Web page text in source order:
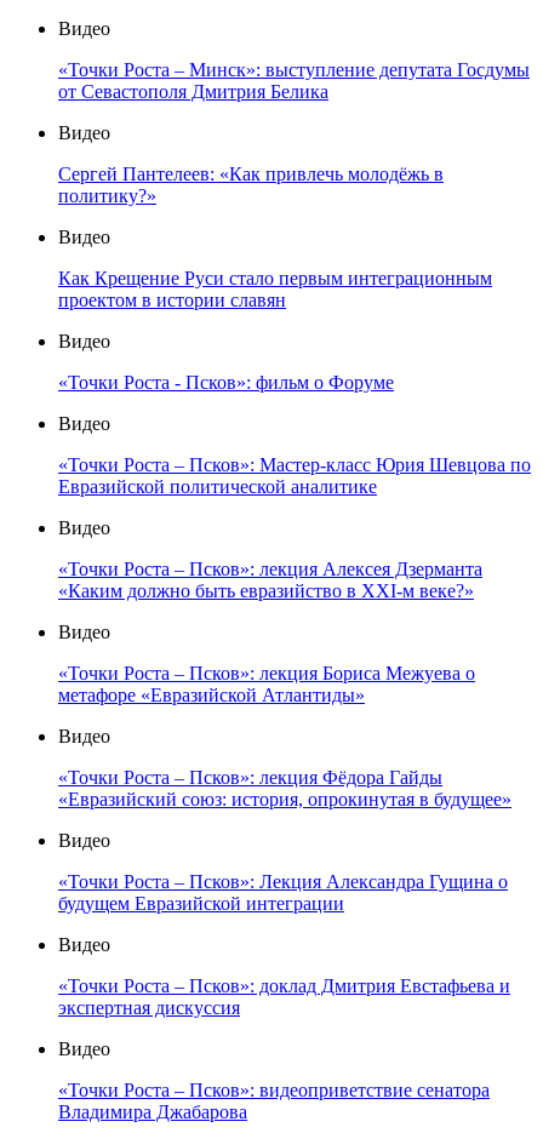
Видео
«Точки Роста – Минск»: выступление депутата Госдумы
от Севастополя Дмитрия Белика
Видео
Сергей Пантелеев: «Как привлечь молодёжь в
политику?»
Видео
Как Крещение Руси стало первым интеграционным
проектом в истории славян
Видео
«Точки Роста - Псков»: фильм о Форуме
Видео
«Точки Роста – Псков»: Мастер-класс Юрия Шевцова по
Евразийской политической аналитике
Видео
«Точки Роста – Псков»: лекция Алексея Дзерманта
«Каким должно быть евразийство в XXI-м веке?»
Видео
«Точки Роста – Псков»: лекция Бориса Межуева о
метафоре «Евразийской Атлантиды»
Видео
«Точки Роста – Псков»: лекция Фёдора Гайды
«Евразийский союз: история, опрокинутая в будущее»
Видео
«Точки Роста – Псков»: Лекция Александра Гущина о
будущем Евразийской интеграции
Видео
«Точки Роста – Псков»: доклад Дмитрия Евстафьева и
экспертная дискуссия
Видео
«Точки Роста – Псков»: видеоприветствие сенатора
Владимира Джабарова